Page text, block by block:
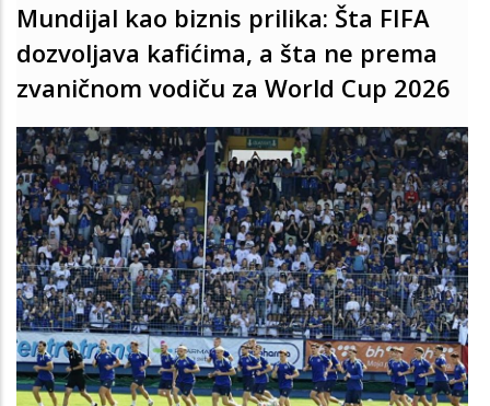
Mundijal kao biznis prilika: Šta FIFA
dozvoljava kafićima, a šta ne prema
zvaničnom vodiču za World Cup 2026